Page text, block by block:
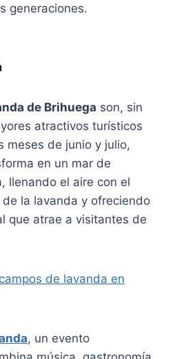
generaciones.
de Brihuega son, sin
atractivos turísticos
meses de junio y julio,
en un mar de
llenando el aire con el
la lavanda y ofreciendo
que atrae a visitantes de
de lavanda en
, un evento